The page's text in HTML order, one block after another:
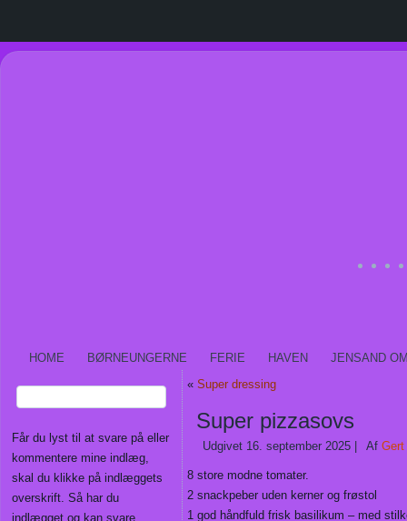
HOME BØRNEUNGERNE FERIE HAVEN JENSAND
Får du lyst til at svare på eller
kommentere mine indlæg,
skal du klikke på indlæggets
overskrift. Så har du
indlægget og kan svare
« Super dressing
Super pizzasovs
Udgivet 16. september 2025 Af Gert
8 store modne tomater.
2 snackpeber uden kerner og frøstol
1 god håndfuld frisk basilikum – med